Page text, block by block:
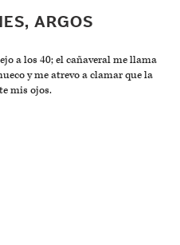
ARGOS
a los 40; el cañaveral me llama
y me atrevo a clamar que la
mis ojos.